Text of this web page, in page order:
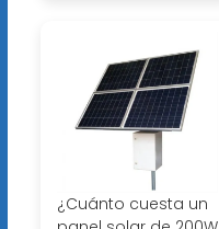
¿Cuánto cuesta un